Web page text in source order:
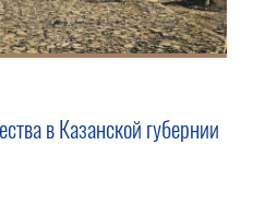
в Казанской губернии